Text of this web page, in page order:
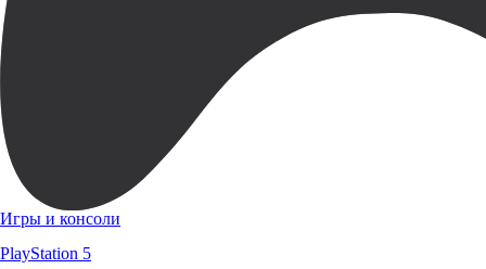
Игры и консоли
PlayStation 5